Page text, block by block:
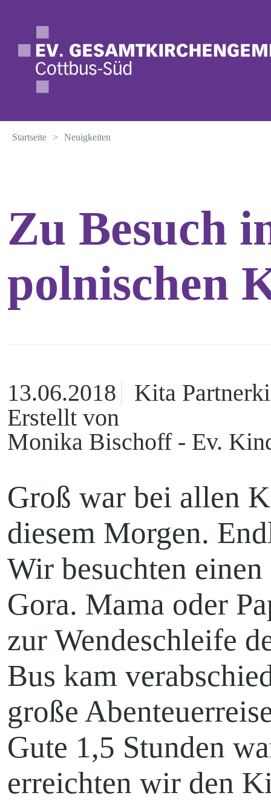
Neuigkeiten
Ortskirchen
Madlow
Leuthen-
Kirche
Groß Gaglow
Startseite > Neuigkeiten
Zu Besuch
polnischen
13.06.2018
Kita
Erstellt von
Monika Bischoff - Ev.
Groß war bei allen
diesem Morgen.
Wir besuchten
Gora. Mama oder
zur Wendeschleife
Bus kam
große
Gute 1,5 Stunden
erreichten wir den